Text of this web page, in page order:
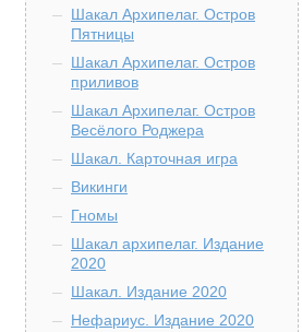
Шакал Архипелаг. Остров
Пятницы
Шакал Архипелаг. Остров
приливов
Шакал Архипелаг. Остров
Весёлого Роджера
Шакал. Карточная игра
Викинги
Гномы
Шакал архипелаг. Издание
2020
Шакал. Издание 2020
Нефариус. Издание 2020